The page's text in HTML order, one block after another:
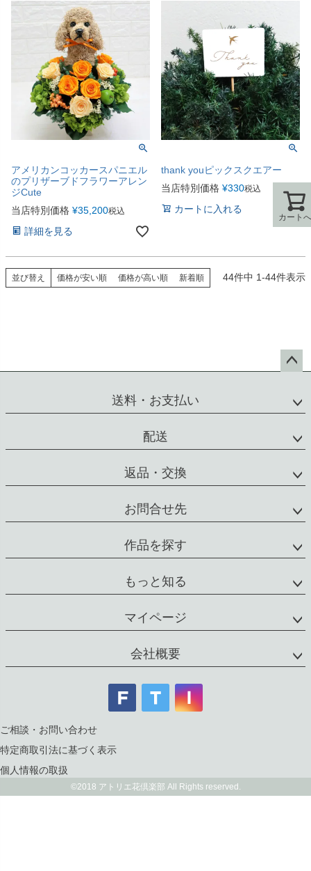
アメリカンコッカースパニエル
のプリザーブドフラワーアレン
ジCute
当店特別価格 ¥35,200税込
詳細を見る
thank youピックスクエアー
当店特別価格 ¥330税込
カートに入れる
並び替え 価格が安い順 価格が高い順 新着順 44件中 1-44件表示
カートへ
ップ
送料・お支払い
配送
返品・交換
お問合せ先
作品を探す
もっと知る
マイページ
会社概要
ご相談・お問い合わせ
特定商取引法に基づく表示
個人情報の取扱
©2018 アトリエ花倶楽部 All Rights reserved.
カートへ